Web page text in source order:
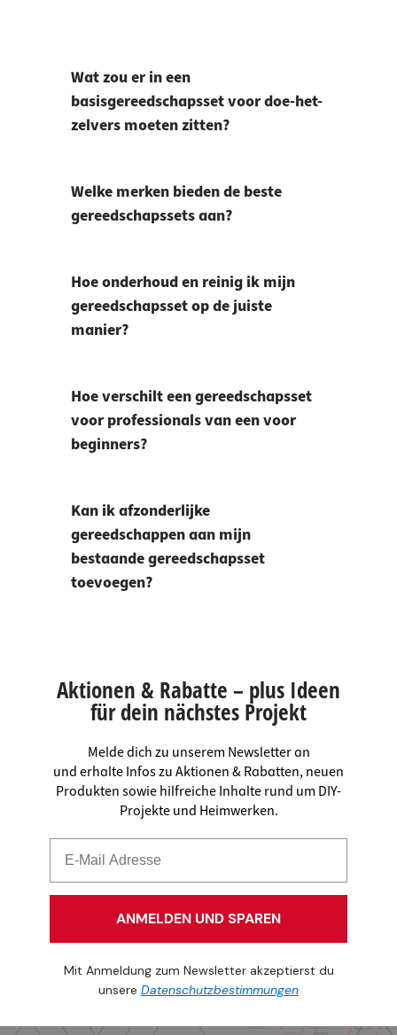
Wat zou er in een
basisgereedschapsset voor doe-het-
zelvers moeten zitten?
Welke merken bieden de beste
gereedschapssets aan?
Hoe onderhoud en reinig ik mijn
gereedschapsset op de juiste
manier?
Hoe verschilt een gereedschapsset
voor professionals van een voor
beginners?
Kan ik afzonderlijke
gereedschappen aan mijn
bestaande gereedschapsset
toevoegen?
Aktionen & Rabatte – plus Ideen
für dein nächstes Projekt
Melde dich zu unserem Newsletter an
und erhalte Infos zu Aktionen & Rabatten, neuen
Produkten sowie hilfreiche Inhalte rund um DIY-
Projekte und Heimwerken.
ANMELDEN UND SPAREN
Mit Anmeldung zum Newsletter akzeptierst du
unsere Datenschutzbestimmungen